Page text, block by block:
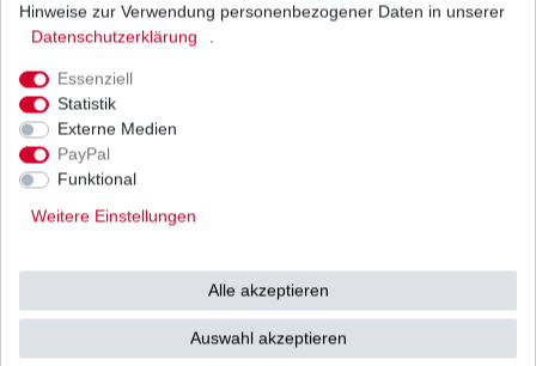
Regler Lichtmaschine Honda CBR 400 NC23
NC29 CBR400 1986 - 1999 oK
26,95 € *
Hinweise zur Verwendung personenbezogener Daten in unserer
Daten­schutz­erklärung
.
Essenziell
Statistik
Externe Medien
PayPal
Funktional
Weitere Einstellungen
Alle akzeptieren
Auswahl akzeptieren